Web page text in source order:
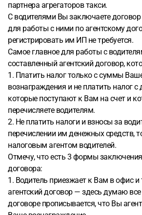
партнера агрегаторов такси.
С водителями Вы заключаете
для работы с ними по агентскому
регистрировать им ИП не требуется.
Самое главное для работы с
составленный агентский договор,
1. Платить налог только с суммы
вознаграждения и не платить налог с
которые поступают к Вам на счет и
перечисляете водителям.
2. Не платить налоги и взносы за
перечислении им денежных средств,
налоговым агентом водителей.
Отмечу, что есть 3 формы заключения
договора:
1. Водитель приезжает к Вам в офис
агентский договор — здесь думаю
договоре прописывается, что Вы